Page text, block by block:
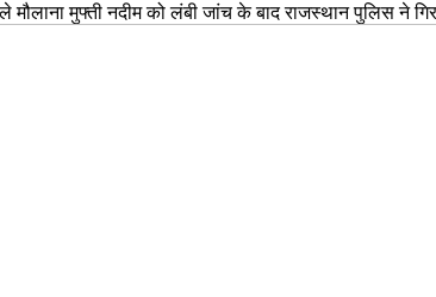
मुफ्ती नदीम को लंबी जांच के बाद राजस्थान पुलिस ने